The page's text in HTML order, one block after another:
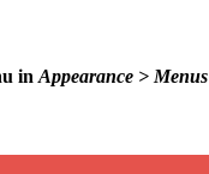
in Appearance > Menus